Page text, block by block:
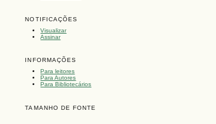
NOTIFICAÇÕES
Visualizar
Assinar
INFORMAÇÕES
Para leitores
Para Autores
Para Bibliotecários
TAMANHO DE FONTE